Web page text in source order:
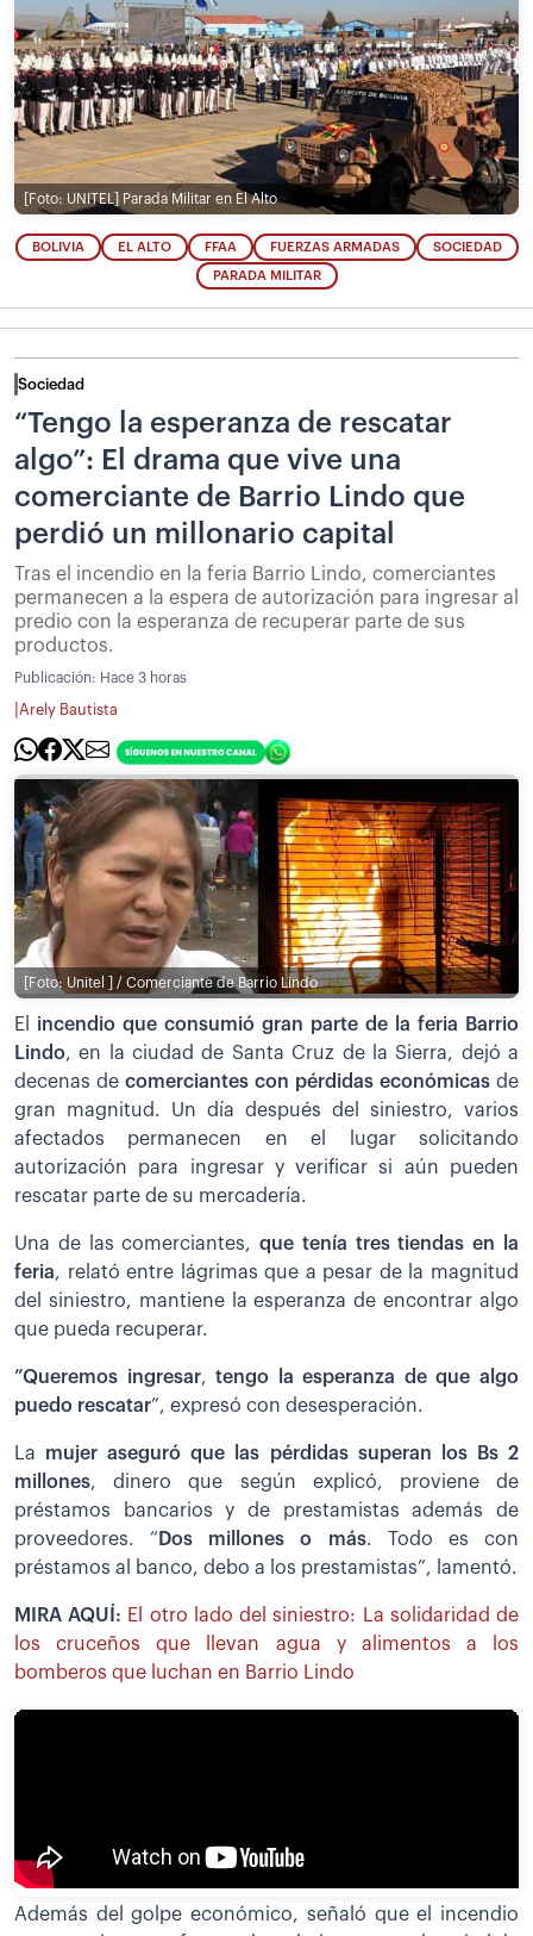
[Foto: UNITEL] Parada Militar en El Alto
BOLIVIA EL ALTO FFAA FUERZAS ARMADAS SOCIEDAD
PARADA MILITAR
Sociedad
“Tengo la esperanza de rescatar
algo”: El drama que vive una
comerciante de Barrio Lindo que
perdió un millonario capital
Tras el incendio en la feria Barrio Lindo, comerciantes
permanecen a la espera de autorización para ingresar al
predio con la esperanza de recuperar parte de sus
productos.
Publicación: Hace 3 horas
Arely Bautista
[Foto: Unitel ] / Comerciante de Barrio Lindo
El incendio que consumió gran parte de la feria Barrio
Lindo, en la ciudad de Santa Cruz de la Sierra, dejó a
decenas de comerciantes con pérdidas económicas de
gran magnitud. Un día después del siniestro, varios
afectados permanecen en el lugar solicitando
autorización para ingresar y verificar si aún pueden
rescatar parte de su mercadería.
Una de las comerciantes,que tenía tres tiendas en la
feria, relató entre lágrimas que a pesar de la magnitud
del siniestro, mantiene la esperanza de encontrar algo
que pueda recuperar.
”Queremos ingresar,tengo la esperanza de que algo
puedo rescatar”, expresó con desesperación.
La mujer aseguró que las pérdidas superan los Bs 2
millones, dinero que según explicó, proviene de
préstamos bancarios y de prestamistas además de
proveedores. “ Dos millones o más. Todo es con
préstamos al banco, debo a los prestamistas”, lamentó.
MIRA AQUÍ: El otro lado del siniestro: La solidaridad de
los cruceños que llevan agua y alimentos a los
bomberos que luchan en Barrio Lindo
Además del golpe económico, señaló que el incendio